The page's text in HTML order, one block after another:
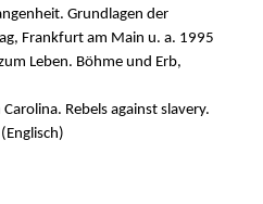
Grundlagen der
Frankfurt am Main u. a. 1995
Leben. Böhme und Erb,
Rebels against slavery.